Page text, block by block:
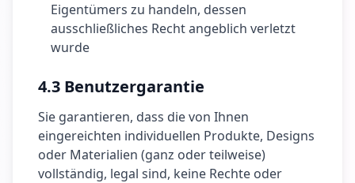
Eigentümers zu handeln, dessen
ausschließliches Recht angeblich verletzt
wurde
4.3 Benutzergarantie
Sie garantieren, dass die von Ihnen
eingereichten individuellen Produkte, Designs
oder Materialien (ganz oder teilweise)
vollständig, legal sind, keine Rechte oder